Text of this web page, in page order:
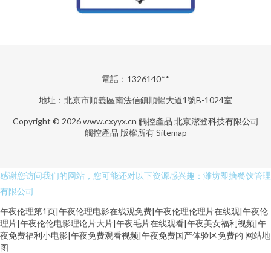
電話：1326140**
地址：北京市順義區南法信鎮順暢大道1號B-1024室
Copyright © 2026www.cxyyx.cn 觸控產品 北京潔登科技有限公司
觸控產品 版權所有Sitemap
感谢您访问我们的网站，您可能还对以下资源感兴趣：潍坊即搪餐饮管理
有限公司
午夜伦理第1页|午夜伦理电影在线观免费|午夜伦理伦理片在线观|午夜伦
理片|午夜伦伦电影理论片大片|午夜毛片在线观看|午夜美女福利视频|午
夜免费福利小电影|午夜免费观看视频|午夜免费国产体验区免费的 网站地
图
欧美另类天堂 97操碰操碰 污视频观看 97超碰碰在线 超碰大香蕉99 都市激激